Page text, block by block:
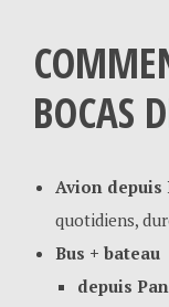
BOCAS
Avion depuis
quotidiens,
Bus + bateau
depuis